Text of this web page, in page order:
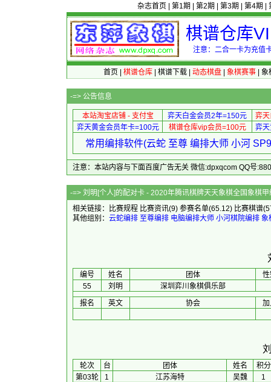
杂志首页 第1期 第2期 第3期 第4期
棋谱仓库
注意：二合一卡为充值
首页 棋谱仓库| 棋谱下载| 动态棋盘| 象棋赛事| 象
-=> 公告信息
本站淘宝店铺 - 支付宝 弈天白金会员2年=150元
弈
弈天黄金会员年卡=100元
棋谱仓库vip会员=100元 弈
常用编排软件(云蛇 至尊 编排大师 小河
注意：本站内容与下面百度广告无关 微信:dpxqcom QQ号
-=> 刘明[个人]的配对卡 - 2020年腾讯
相关链接：
比赛规程 比赛资讯(9) 参赛名单(65.12) 比赛棋谱
其他组别： 云蛇编排 至尊编排 电脑编排大师 小河棋院编排 象
编号 姓名 团体
55
刘明
深圳弈川象棋俱乐部
报名
英文 协会
轮次 台 团体 姓名
积分
第03轮
1 江苏海特 吴魏
1